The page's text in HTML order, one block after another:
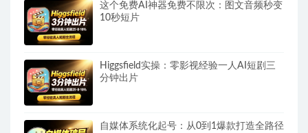
这个免费AI神器免费不限次：图文音频秒变
10秒短片
Higgsfield实操：零影视经验一人AI短剧三
分钟出片
自媒体系统化起号：从0到1爆款打造全路径